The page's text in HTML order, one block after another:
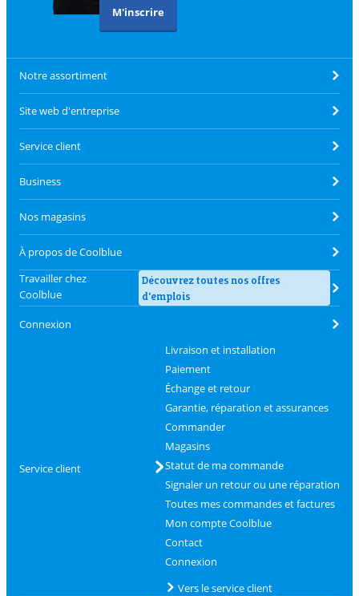
M'inscrire
Notre assortiment
Site web d'entreprise
Service client
Business
Nos magasins
À propos de Coolblue
Travailler chez
Coolblue
Découvrez toutes nos offres
d'emplois
Connexion
Service client
Livraison et installation
Paiement
Échange et retour
Garantie, réparation et assurances
Commander
Magasins
Statut de ma commande
Signaler un retour ou une réparation
Toutes mes commandes et factures
Mon compte Coolblue
Contact
Connexion
Vers le service client